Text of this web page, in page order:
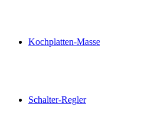
Kochplatten-Masse
Schalter-Regler